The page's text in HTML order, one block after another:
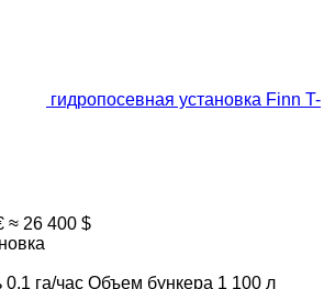
гидропосевная установка Finn T-
≈ 26 400 $
0,1 га/час Объем бункера 1 100 л